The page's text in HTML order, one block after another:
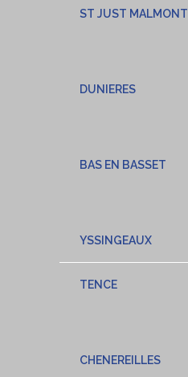
ST JUST MALMONT
DUNIERES
BAS EN BASSET
YSSINGEAUX
TENCE
CHENEREILLES